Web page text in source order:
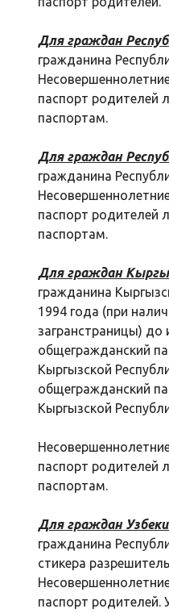
Для граждан
гражданина
паспорт родителей
паспортам.
Для граждан
гражданина
паспорт родителей
паспортам.
Для граждан
гражданина
1994 года (при
загранстраницы) до
общегражданский
Кыргызской
общегражданский
Кыргызской
паспорт родителей
паспортам.
Для граждан
гражданина
стикера
паспорт родителей.